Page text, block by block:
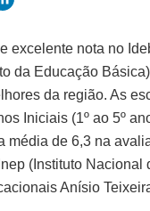
excelente nota no
da Educação
da região. As
Iniciais (1º ao 5º
média de 6,3 na
(Instituto Nacional
Anísio